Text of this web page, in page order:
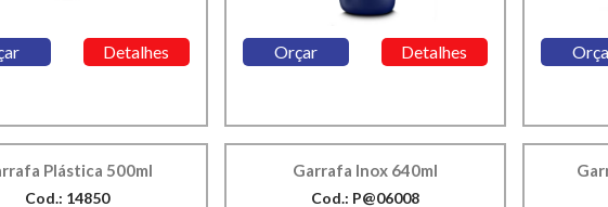
Detalhes Orçar Detalhes
Plástica 500ml
Cod.: 14850
Garrafa Inox 640ml
Cod.: P@06008